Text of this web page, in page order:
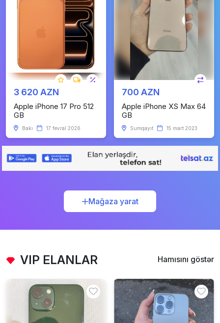
3 620 AZN
Apple iPhone 17 Pro 512
GB
Bakı 17 fevral 2026
700 AZN
Apple iPhone XS Max 64
GB
Sumqayıt 15 mart 2023
Mağaza yarat
VIP ELANLAR Hamısını göstər